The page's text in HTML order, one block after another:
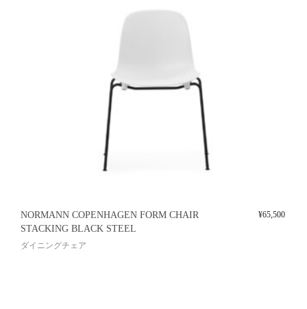
NORMANN COPENHAGEN FORM CHAIR
STACKING BLACK STEEL
ダイニングチェア
¥65,500